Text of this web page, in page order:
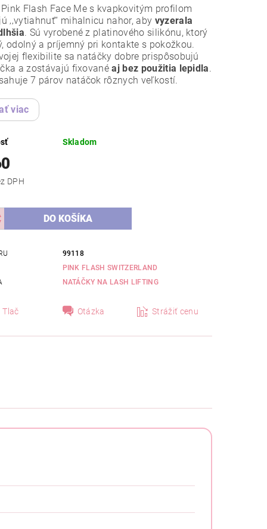
Flash Face Me s kvapkovitým profilom
‚‚vytiahnuť‘‘ mihalnicu nahor, aby vyzerala
. Sú vyrobené z platinového silikónu, ktorý
odolný a príjemný pri kontakte s pokožkou.
flexibilite sa natáčky dobre prispôsobujú
a zostávajú fixovanéaj bez použitia lepidla.
7 párov natáčok rôznych veľkostí.
viac
Skladom
bez DPH
99118
PINK FLASH SWITZERLAND
NATÁČKY NA LASH LIFTING
Tlač Otázka Strážiť cenu